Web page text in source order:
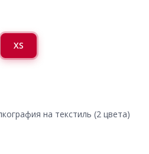
XS
на текстиль (2 цвета)